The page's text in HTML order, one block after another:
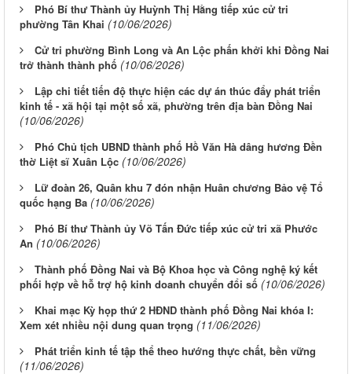
Phó Bí thư Thành ủy Huỳnh Thị Hằng tiếp xúc cử tri
phường Tân Khai (10/06/2026)
Cử tri phường Bình Long và An Lộc phấn khởi khi Đồng Nai
trở thành thành phố (10/06/2026)
Lập chi tiết tiến độ thực hiện các dự án thúc đẩy phát triển
kinh tế - xã hội tại một số xã, phường trên địa bàn Đồng Nai
(10/06/2026)
Phó Chủ tịch UBND thành phố Hồ Văn Hà dâng hương Đền
thờ Liệt sĩ Xuân Lộc (10/06/2026)
Lữ đoàn 26, Quân khu 7 đón nhận Huân chương Bảo vệ Tổ
quốc hạng Ba (10/06/2026)
Phó Bí thư Thành ủy Võ Tấn Đức tiếp xúc cử tri xã Phước
An (10/06/2026)
Thành phố Đồng Nai và Bộ Khoa học và Công nghệ ký kết
phối hợp về hỗ trợ hộ kinh doanh chuyển đổi số (10/06/2026)
Khai mạc Kỳ họp thứ 2 HĐND thành phố Đồng Nai khóa I:
Xem xét nhiều nội dung quan trọng (11/06/2026)
Phát triển kinh tế tập thể theo hướng thực chất, bền vững
(11/06/2026)